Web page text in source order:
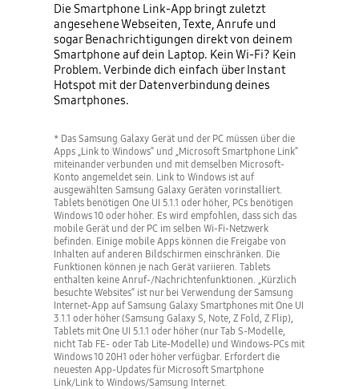
Die Smartphone Link-App bringt zuletzt
angesehene Webseiten, Texte, Anrufe und
sogar Benachrichtigungen direkt von deinem
Smartphone auf dein Laptop. Kein Wi-Fi? Kein
Problem. Verbinde dich einfach über Instant
Hotspot mit der Datenverbindung deines
Smartphones.
* Das Samsung Galaxy Gerät und der PC müssen über die
Apps „Link to Windows“ und „Microsoft Smartphone Link“
miteinander verbunden und mit demselben Microsoft-
Konto angemeldet sein. Link to Windows ist auf
ausgewählten Samsung Galaxy Geräten vorinstalliert.
Tablets benötigen One UI 5.1.1 oder höher, PCs benötigen
Windows 10 oder höher. Es wird empfohlen, dass sich das
mobile Gerät und der PC im selben Wi-Fi-Netzwerk
befinden. Einige mobile Apps können die Freigabe von
Inhalten auf anderen Bildschirmen einschränken. Die
Funktionen können je nach Gerät variieren. Tablets
enthalten keine Anruf-/Nachrichtenfunktionen. „Kürzlich
besuchte Websites“ ist nur bei Verwendung der Samsung
Internet-App auf Samsung Galaxy Smartphones mit One UI
3.1.1 oder höher (Samsung Galaxy S, Note, Z Fold, Z Flip),
Tablets mit One UI 5.1.1 oder höher (nur Tab S-Modelle,
nicht Tab FE- oder Tab Lite-Modelle) und Windows-PCs mit
Windows 10 20H1 oder höher verfügbar. Erfordert die
neuesten App-Updates für Microsoft Smartphone
Link/Link to Windows/Samsung Internet.